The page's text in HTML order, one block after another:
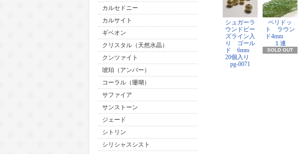
カルセドニー
カルサイト
ギベオン
クリスタル（天然水晶）
クンツァイト
琥珀（アンバー）
コーラル（珊瑚）
サファイア
サンストーン
ジェード
シトリン
シリシャスシスト
シュガーラ
ウンドビー
ズライン入
り ゴール
ド 6mm
20個入り
pg-0071
ペリドッ
ト ラウン
ド4mm
１連
SOLD OUT